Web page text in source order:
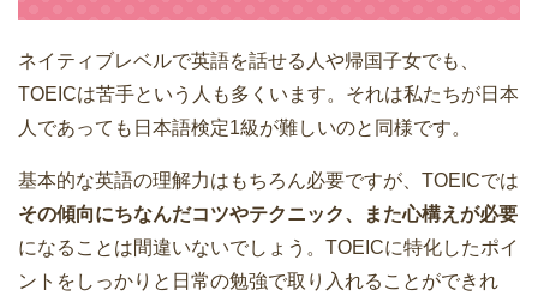
ネイティブレベルで英語を話せる人や帰国子女でも、
TOEICは苦手という人も多くいます。それは私たちが日本
人であっても日本語検定1級が難しいのと同様です。
基本的な英語の理解力はもちろん必要ですが、TOEICでは
その傾向にちなんだコツやテクニック、また心構えが必要
になることは間違いないでしょう。TOEICに特化したポイ
ントをしっかりと日常の勉強で取り入れることができれ